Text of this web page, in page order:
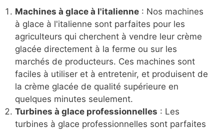
Machines à glace à l'italienne : Nos machines
à glace à l'italienne sont parfaites pour les
agriculteurs qui cherchent à vendre leur crème
glacée directement à la ferme ou sur les
marchés de producteurs. Ces machines sont
faciles à utiliser et à entretenir, et produisent de
la crème glacée de qualité supérieure en
quelques minutes seulement.
Turbines à glace professionnelles : Les
turbines à glace professionnelles sont parfaites